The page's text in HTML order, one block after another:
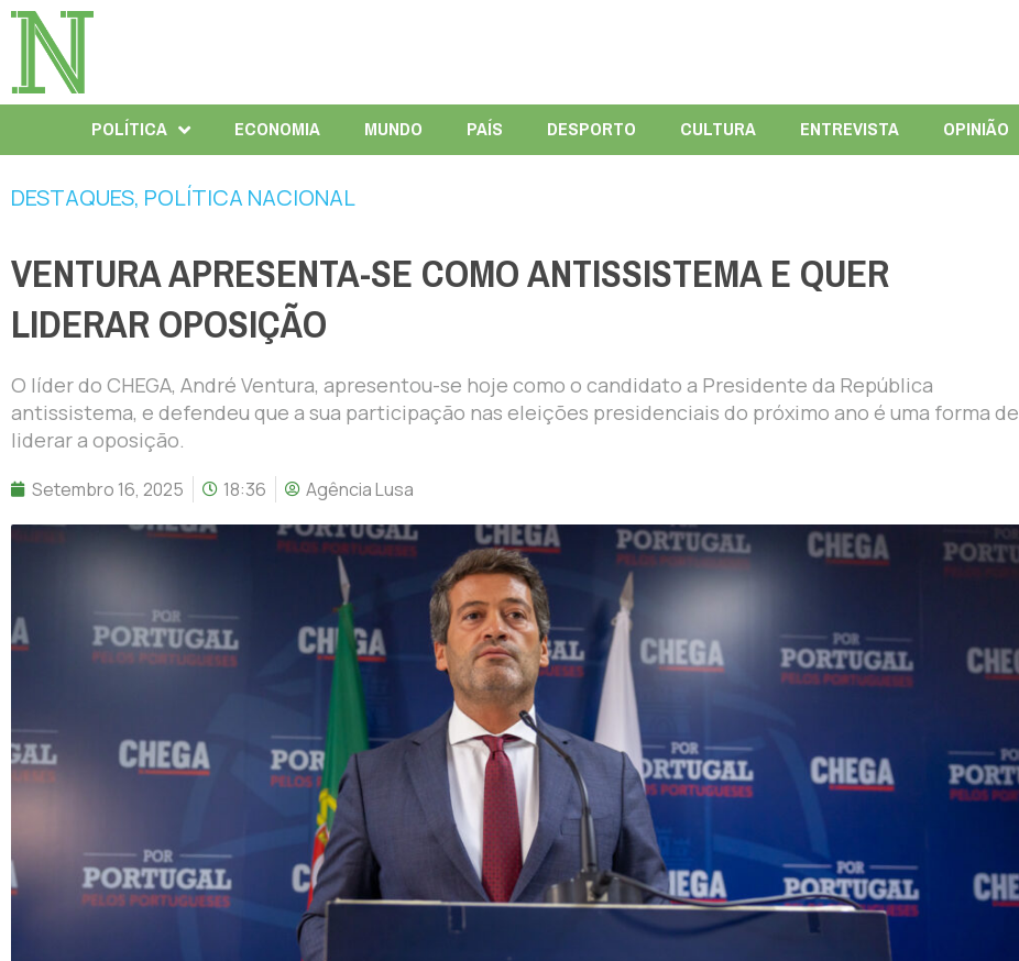
POLÍTICA ECONOMIA MUNDO PAÍS DESPORTO CULTURA ENTREVISTA OPINIÃO
DESTAQUES, POLÍTICA NACIONAL
VENTURA APRESENTA-SE COMO ANTISSISTEMA E QUER
LIDERAR OPOSIÇÃO
O líder do CHEGA, André Ventura, apresentou-se hoje como o candidato a Presidente da República
antissistema, e defendeu que a sua participação nas eleições presidenciais do próximo ano é uma forma de
liderar a oposição.
Setembro 16, 2025 18:36 Agência Lusa